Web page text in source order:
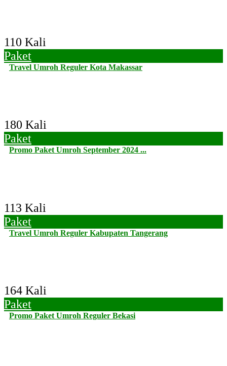
110 Kali
Paket
Travel Umroh Reguler Kota Makassar
180 Kali
Paket
Promo Paket Umroh September 2024 ...
113 Kali
Paket
Travel Umroh Reguler Kabupaten Tangerang
164 Kali
Paket
Promo Paket Umroh Reguler Bekasi